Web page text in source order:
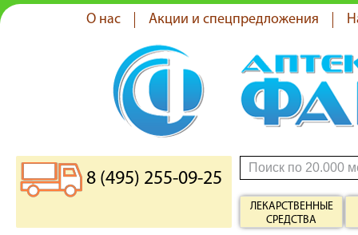
О нас Акции и спецпредложения
8 (495) 255-09-25
ЛЕКАРСТВЕННЫЕ
СРЕДСТВА